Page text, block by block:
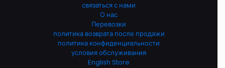
связаться с нами
О нас
Перевозки
политика возврата после продажи
политика конфиденциальности
условия обслуживания
English Store